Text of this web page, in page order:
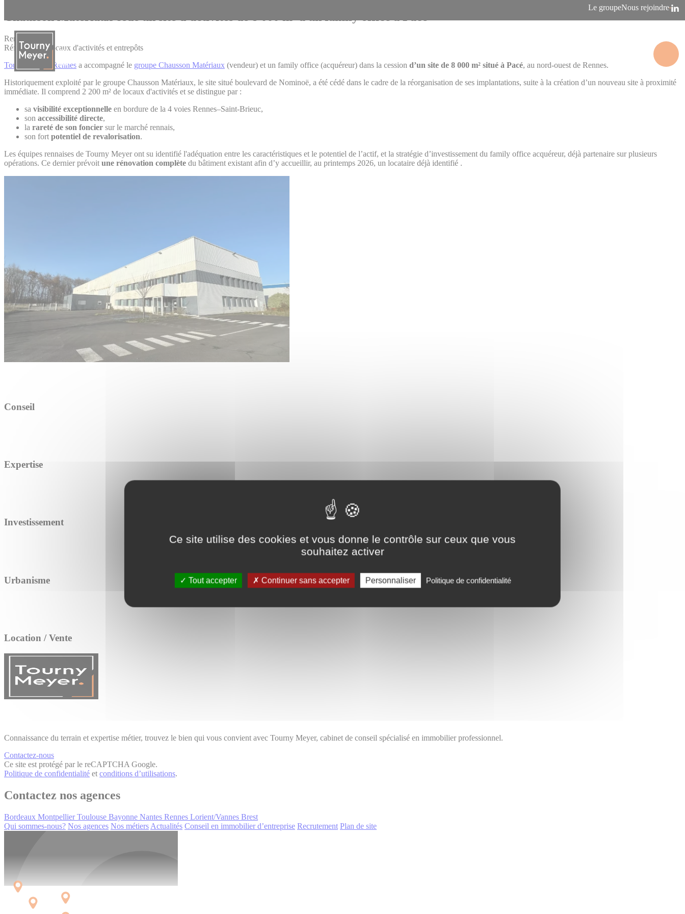
Ce site utilise des cookies et vous donne le contrôle sur ceux que vous
souhaitez activer
Tout accepter Continuer sans accepter Personnaliser Politique de confidentialité
Le groupeNous rejoindre
Rennes
Références - Locaux d'activités et entrepôts
Tourny Meyer Rennes a accompagné le groupe Chausson Matériaux (vendeur) et un family office (acquéreur) dans la cession d’un site de 8 000 m² situé à Pacé, au nord-ouest de Rennes.
Historiquement exploité par le groupe Chausson Matériaux, le site situé boulevard de Nominoë, a été cédé dans le cadre de la réorganisation de ses implantations, suite à la création d’un nouveau site à proximité
immédiate. Il comprend 2 200 m² de locaux d'activités et se distingue par :
sa visibilité exceptionnelle en bordure de la 4 voies Rennes–Saint-Brieuc,
son accessibilité directe,
la rareté de son foncier sur le marché rennais,
son fort potentiel de revalorisation.
Les équipes rennaises de Tourny Meyer ont su identifié l'adéquation entre les caractéristiques et le potentiel de l’actif, et la stratégie d’investissement du family office acquéreur, déjà partenaire sur plusieurs
opérations. Ce dernier prévoit une rénovation complète du bâtiment existant afin d’y accueillir, au printemps 2026, un locataire déjà identifié .
Conseil
Expertise
Investissement
Urbanisme
Location / Vente
Connaissance du terrain et expertise métier, trouvez le bien qui vous convient avec Tourny Meyer, cabinet de conseil spécialisé en immobilier professionnel.
Contactez-nous
Ce site est protégé par le reCAPTCHA Google.
Politique de confidentialité et conditions d’utilisations.
Contactez nos agences
Bordeaux Montpellier Toulouse Bayonne Nantes Rennes Lorient/Vannes Brest
Qui sommes-nous? Nos agences Nos métiers Actualités Conseil en immobilier d’entreprise Recrutement Plan de site